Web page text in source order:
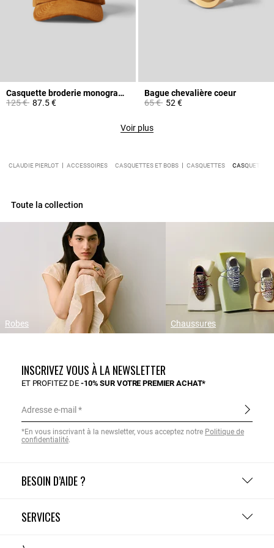
Casquette broderie monogramme CP cuir
Prix réduit à partir de
125 €à87.5 €
Bague chevalière coeur
Prix réduit à partir de
65 €à52 €
Voir plus
CLAUDIE PIERLOT ACCESSOIRES CASQUETTES ET BOBS CASQUETTES CASQUETTE
Toute la collection
Robes Chaussures
BESOIN D’AIDE ?
SERVICES
INSCRIVEZ VOUS À LA NEWSLETTER
ET PROFITEZ DE-10% SUR VOTRE PREMIER ACHAT*
Adresse e-mail
*En vous inscrivant à la newsletter, vous acceptez notre Politique de
confidentialité.